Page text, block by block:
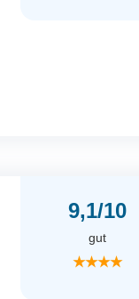
9,1/10
gut
★★★★